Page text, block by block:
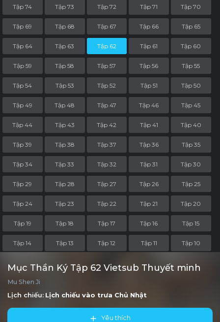
Tập 74 Tập 73 Tập 72 Tập 71 Tập 70
Tập 69 Tập 68 Tập 67 Tập 66 Tập 65
Tập 64 Tập 63 Tập 62 Tập 61 Tập 60
Tập 59 Tập 58 Tập 57 Tập 56 Tập 55
Tập 54 Tập 53 Tập 52 Tập 51 Tập 50
Tập 49 Tập 48 Tập 47 Tập 46 Tập 45
Tập 44 Tập 43 Tập 42 Tập 41 Tập 40
Tập 39 Tập 38 Tập 37 Tập 36 Tập 35
Tập 34 Tập 33 Tập 32 Tập 31 Tập 30
Tập 29 Tập 28 Tập 27 Tập 26 Tập 25
Tập 24 Tập 23 Tập 22 Tập 21 Tập 20
Tập 19 Tập 18 Tập 17 Tập 16 Tập 15
Tập 14 Tập 13 Tập 12 Tập 11 Tập 10
Tập 8 Tập 7 Tập 6 Tập 5
Tập 4
Mục Thần Ký Tập 62 Vietsub Thuyết minh
Mu Shen Ji
Lịch chiếu: Lịch chiếu vào trưa Chủ Nhật
Yêu thích